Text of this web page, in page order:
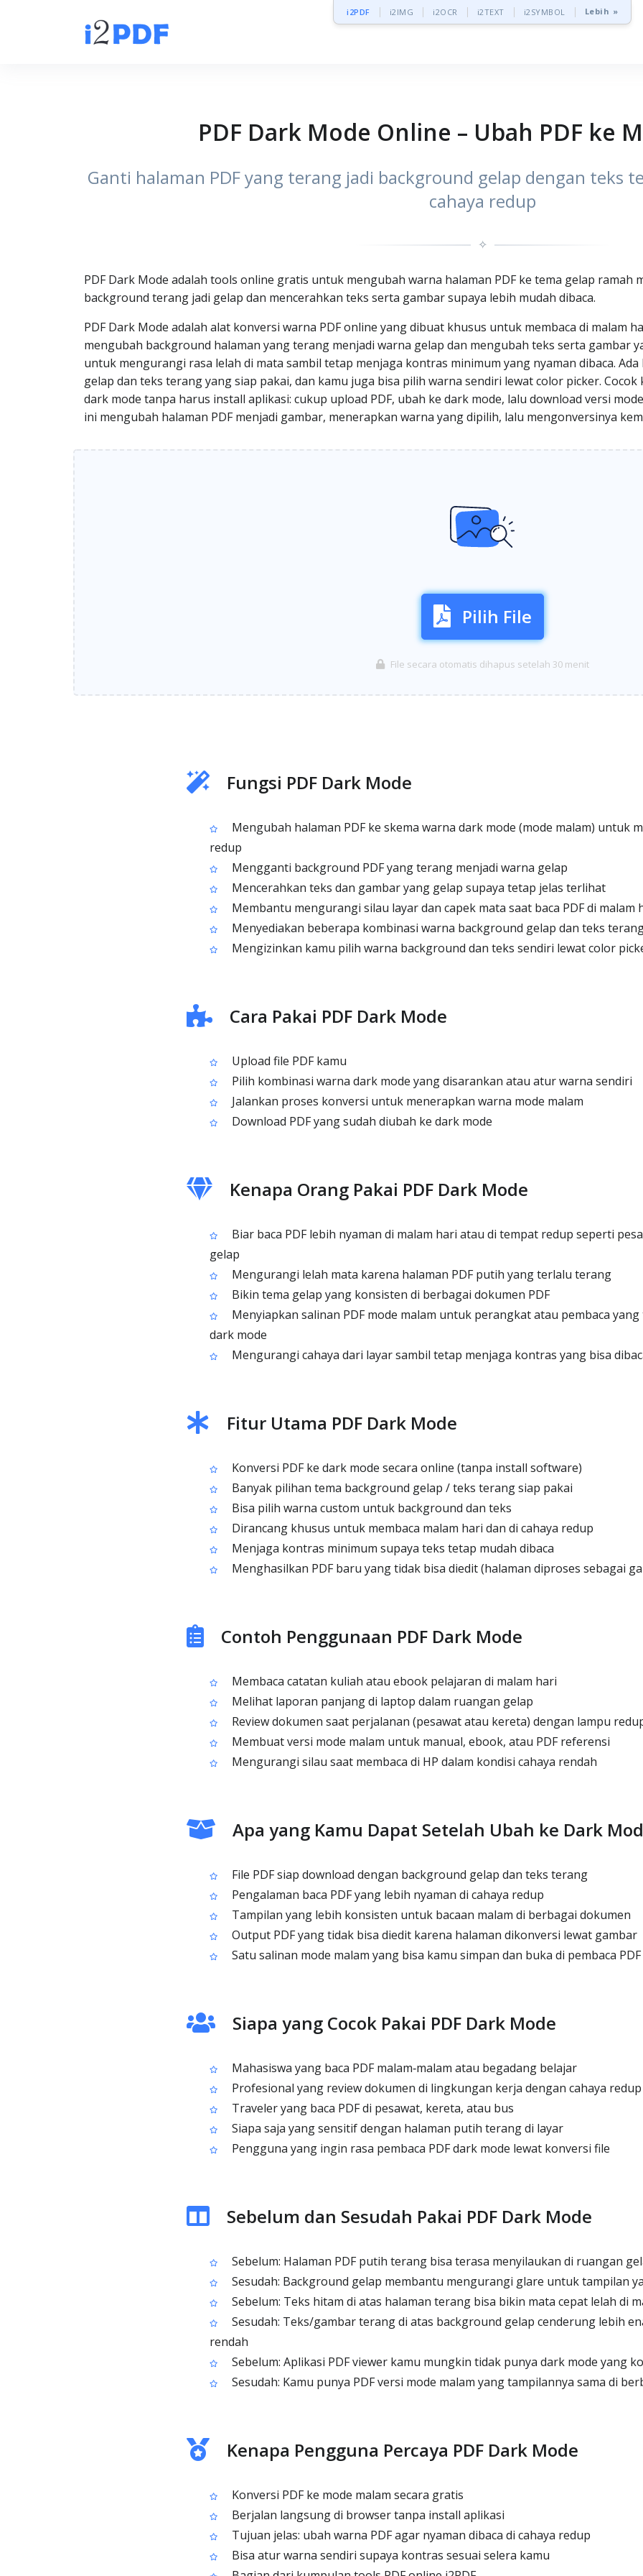
i2PDF i2IMG i2OCR i2TEXT i2SYMBOL Lebih »
PDF Dark Mode Online – Ubah PDF ke
Ganti halaman PDF yang terang jadi background gelap dengan teks
cahaya redup
✧
PDF Dark Mode adalah tools online gratis untuk mengubah warna halaman PDF ke tema gelap ramah
background terang jadi gelap dan mencerahkan teks serta gambar supaya lebih mudah dibaca.
PDF Dark Mode adalah alat konversi warna PDF online yang dibuat khusus untuk membaca di malam
mengubah background halaman yang terang menjadi warna gelap dan mengubah teks serta gambar
untuk mengurangi rasa lelah di mata sambil tetap menjaga kontras minimum yang nyaman dibaca.
gelap dan teks terang yang siap pakai, dan kamu juga bisa pilih warna sendiri lewat color picker.
dark mode tanpa harus install aplikasi: cukup upload PDF, ubah ke dark mode, lalu download versi
ini mengubah halaman PDF menjadi gambar, menerapkan warna yang dipilih, lalu mengonversinya
Pilih File
File secara otomatis dihapus setelah 30 menit
Fungsi PDF Dark Mode
Mengubah halaman PDF ke skema warna dark mode (mode malam) untuk
redup
Mengganti background PDF yang terang menjadi warna gelap
Mencerahkan teks dan gambar yang gelap supaya tetap jelas terlihat
Membantu mengurangi silau layar dan capek mata saat baca PDF di malam
Menyediakan beberapa kombinasi warna background gelap dan teks
Mengizinkan kamu pilih warna background dan teks sendiri lewat color
Cara Pakai PDF Dark Mode
Upload file PDF kamu
Pilih kombinasi warna dark mode yang disarankan atau atur warna sendiri
Jalankan proses konversi untuk menerapkan warna mode malam
Download PDF yang sudah diubah ke dark mode
Kenapa Orang Pakai PDF Dark Mode
Biar baca PDF lebih nyaman di malam hari atau di tempat redup seperti
gelap
Mengurangi lelah mata karena halaman PDF putih yang terlalu terang
Bikin tema gelap yang konsisten di berbagai dokumen PDF
Menyiapkan salinan PDF mode malam untuk perangkat atau pembaca
dark mode
Mengurangi cahaya dari layar sambil tetap menjaga kontras yang bisa
Fitur Utama PDF Dark Mode
Konversi PDF ke dark mode secara online (tanpa install software)
Banyak pilihan tema background gelap / teks terang siap pakai
Bisa pilih warna custom untuk background dan teks
Dirancang khusus untuk membaca malam hari dan di cahaya redup
Menjaga kontras minimum supaya teks tetap mudah dibaca
Menghasilkan PDF baru yang tidak bisa diedit (halaman diproses sebagai
Contoh Penggunaan PDF Dark Mode
Membaca catatan kuliah atau ebook pelajaran di malam hari
Melihat laporan panjang di laptop dalam ruangan gelap
Review dokumen saat perjalanan (pesawat atau kereta) dengan lampu
Membuat versi mode malam untuk manual, ebook, atau PDF referensi
Mengurangi silau saat membaca di HP dalam kondisi cahaya rendah
Apa yang Kamu Dapat Setelah Ubah ke Dark
File PDF siap download dengan background gelap dan teks terang
Pengalaman baca PDF yang lebih nyaman di cahaya redup
Tampilan yang lebih konsisten untuk bacaan malam di berbagai dokumen
Output PDF yang tidak bisa diedit karena halaman dikonversi lewat gambar
Satu salinan mode malam yang bisa kamu simpan dan buka di pembaca
Siapa yang Cocok Pakai PDF Dark Mode
Mahasiswa yang baca PDF malam‑malam atau begadang belajar
Profesional yang review dokumen di lingkungan kerja dengan cahaya redup
Traveler yang baca PDF di pesawat, kereta, atau bus
Siapa saja yang sensitif dengan halaman putih terang di layar
Pengguna yang ingin rasa pembaca PDF dark mode lewat konversi file
Sebelum dan Sesudah Pakai PDF Dark Mode
Sebelum: Halaman PDF putih terang bisa terasa menyilaukan di ruangan
Sesudah: Background gelap membantu mengurangi glare untuk tampilan
Sebelum: Teks hitam di atas halaman terang bisa bikin mata cepat lelah di
Sesudah: Teks/gambar terang di atas background gelap cenderung lebih
rendah
Sebelum: Aplikasi PDF viewer kamu mungkin tidak punya dark mode yang
Sesudah: Kamu punya PDF versi mode malam yang tampilannya sama di
Kenapa Pengguna Percaya PDF Dark Mode
Konversi PDF ke mode malam secara gratis
Berjalan langsung di browser tanpa install aplikasi
Tujuan jelas: ubah warna PDF agar nyaman dibaca di cahaya redup
Bisa atur warna sendiri supaya kontras sesuai selera kamu